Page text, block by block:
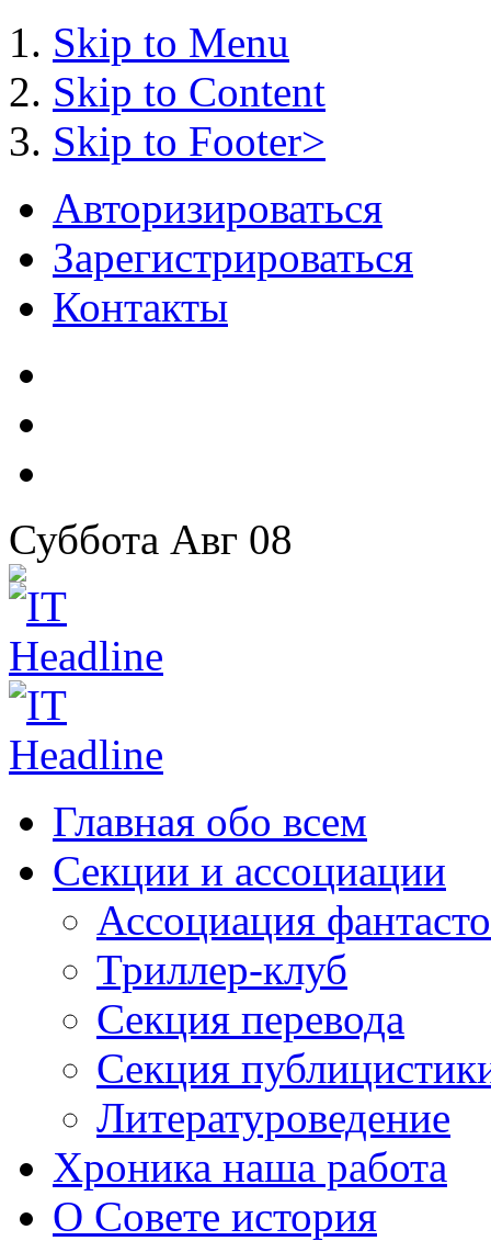
Skip to Menu
Skip to Content
Skip to Footer>
Авторизироваться
Зарегистрироваться
Контакты
Суббота Авг 08
Главная обо всем
Секции и ассоциации
Ассоциация
Триллер-клуб
Секция перевода
Секция
Литературоведение
Хроника наша работа
О Совете история